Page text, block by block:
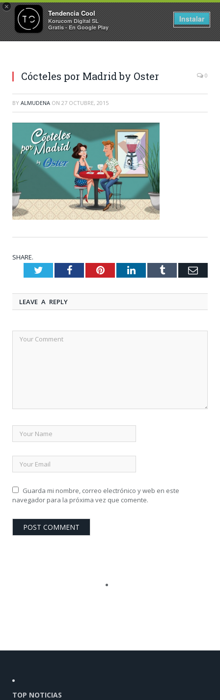
×
Tendencia Cool
Korucom Digital SL
Gratis - En Google Play
Instalar
Cócteles por Madrid by Oster 0
BY ALMUDENA ON 27 OCTUBRE, 2015
SHARE.
TwitterFacebookPinterestLinkedInTumblr
LEAVE A REPLY
Guarda mi nombre, correo electrónico y web en este
navegador para la próxima vez que comente.
TOP NOTICIAS